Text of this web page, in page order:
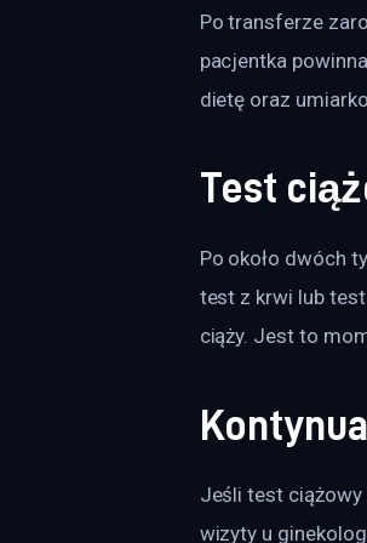
Po transferze
pacjentka
dietę oraz
Test
Po około dwóch
test z krwi lub
ciąży. Jest to
Jeśli test ciążowy
wizyty u